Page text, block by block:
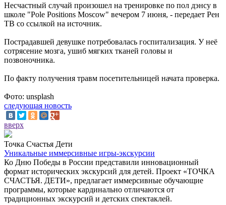
Несчастный случай произошел на тренировке по пол дэнсу в
школе "Pole Positions Moscow" вечером 7 июня, - передает Рен
ТВ со ссылкой на источник.
Пострадавшей девушке потребовалась госпитализация. У неё
сотрясение мозга, ушиб мягких тканей головы и
позвоночника.
По факту получения травм посетительницей начата проверка.
Фото: unsplash
следующая новость
вверх
Точка Счастья Дети
Уникальные иммерсивные игры-экскурсии
Ко Дню Победы в России представили инновационный
формат исторических экскурсий для детей. Проект «ТОЧКА
СЧАСТЬЯ. ДЕТИ», предлагает иммерсивные обучающие
программы, которые кардинально отличаются от
традиционных экскурсий и детских спектаклей.